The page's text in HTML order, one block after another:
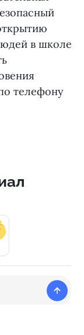
в школе
телефону